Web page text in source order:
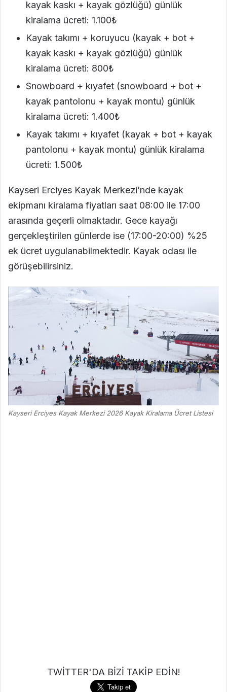
kayak kaskı + kayak gözlüğü) günlük
kiralama ücreti: 1.100₺
Kayak takımı + koruyucu (kayak + bot +
kayak kaskı + kayak gözlüğü) günlük
kiralama ücreti: 800₺
Snowboard + kıyafet (snowboard + bot +
kayak pantolonu + kayak montu) günlük
kiralama ücreti: 1.400₺
Kayak takımı + kıyafet (kayak + bot + kayak
pantolonu + kayak montu) günlük kiralama
ücreti: 1.500₺
Kayseri Erciyes Kayak Merkezi’nde kayak
ekipmanı kiralama fiyatları saat 08:00 ile 17:00
arasında geçerli olmaktadır. Gece kayağı
gerçekleştirilen günlerde ise (17:00-20:00) %25
ek ücret uygulanabilmektedir. Kayak odası ile
görüşebilirsiniz.
Kayseri Erciyes Kayak Merkezi 2026 Kayak Kiralama Ücret Listesi
TWİTTER'DA BİZİ TAKİP EDİN!